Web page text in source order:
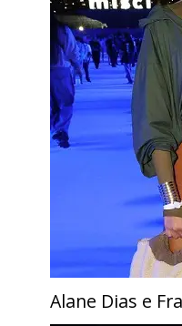
Alane Dias e